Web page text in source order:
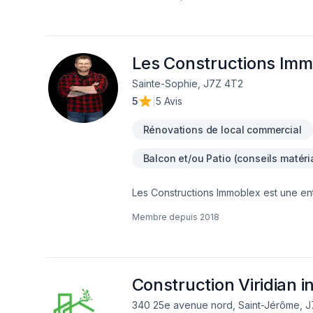
Les Constructions
Sainte-Sophie, J7Z 4T2
5
5 Avis
Rénovations de local commercial
Balcon et/ou Patio (conseils
Les Constructions Immoblex est une
expertise solide et d'un engagement
Agrandissement de tout genre : Les
industriel, nous offrons des solutions
Membre depuis 2018
Construction Viridian
340 25e avenue nord, Saint-Jérôme,